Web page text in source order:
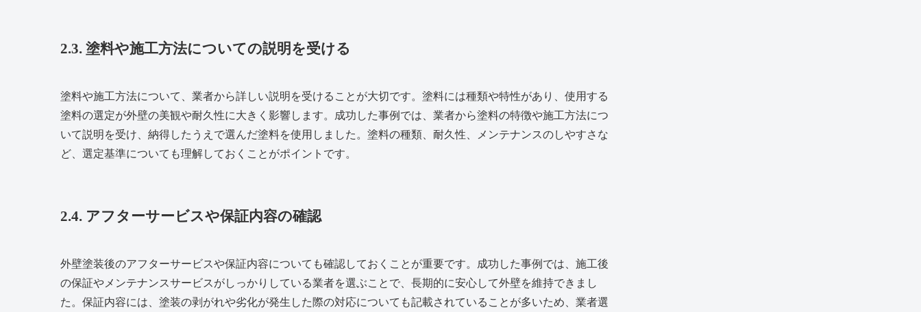
2.3. 塗料や施工方法についての説明を受ける
塗料や施工方法について、業者から詳しい説明を受けることが大切です。塗料には種類や特性があり、使用する
塗料の選定が外壁の美観や耐久性に大きく影響します。成功した事例では、業者から塗料の特徴や施工方法につ
いて説明を受け、納得したうえで選んだ塗料を使用しました。塗料の種類、耐久性、メンテナンスのしやすさな
ど、選定基準についても理解しておくことがポイントです。
2.4. アフターサービスや保証内容の確認
外壁塗装後のアフターサービスや保証内容についても確認しておくことが重要です。成功した事例では、施工後
の保証やメンテナンスサービスがしっかりしている業者を選ぶことで、長期的に安心して外壁を維持できまし
た。保証内容には、塗装の剥がれや劣化が発生した際の対応についても記載されていることが多いため、業者選